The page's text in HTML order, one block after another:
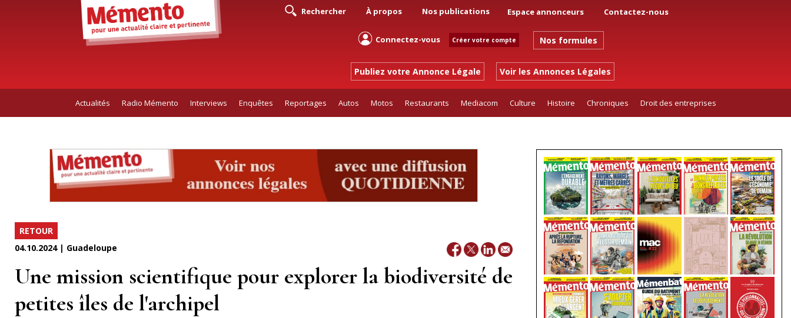
Rechercher À propos Nos publications Espace annonceurs Contactez-nous
Connectez-vous Créer votre compte Nos formules
Publiez votre Annonce Légale Voir les Annonces Légales
Actualités Radio Mémento Interviews Enquêtes Reportages Autos Motos Restaurants Mediacom Culture Histoire Chroniques Droit des entreprises
RETOUR
04.10.2024 | Guadeloupe
Une mission scientifique pour explorer la biodiversité de
petites îles de l'archipel